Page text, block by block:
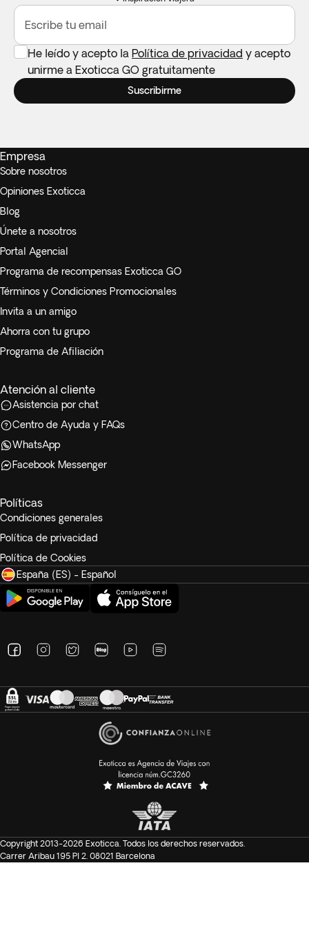
Escribe tu email
He leído y acepto la Política de privacidad y acepto
unirme a Exoticca GO gratuitamente
Suscribirme
Empresa
Sobre nosotros
Opiniones Exoticca
Blog
Únete a nosotros
Portal Agencial
Programa de recompensas Exoticca GO
Términos y Condiciones Promocionales
Invita a un amigo
Ahorra con tu grupo
Programa de Afiliación
Atención al cliente
Asistencia por chat
Centro de Ayuda y FAQs
WhatsApp
Facebook Messenger
Políticas
Condiciones generales
Política de privacidad
Política de Cookies
España (ES) - Español
Copyright 2013-2026 Exoticca. Todos los derechos reservados.
Carrer Aribau 195 Pl 2. 08021 Barcelona